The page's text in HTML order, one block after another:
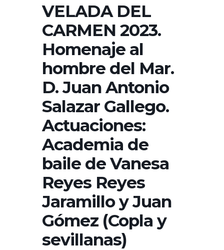
VELADA DEL
CARMEN 2023.
Homenaje al
hombre del Mar.
D. Juan Antonio
Salazar Gallego.
Actuaciones:
Academia de
baile de Vanesa
Reyes Reyes
Jaramillo y Juan
Gómez (Copla y
sevillanas)